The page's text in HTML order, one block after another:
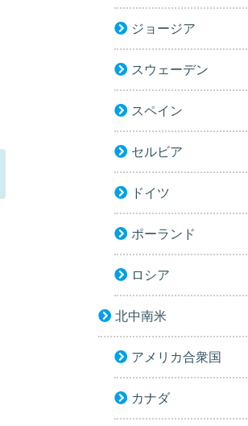
ジョージア
スウェーデン
スペイン
セルビア
ドイツ
ポーランド
ロシア
北中南米
アメリカ合衆国
カナダ